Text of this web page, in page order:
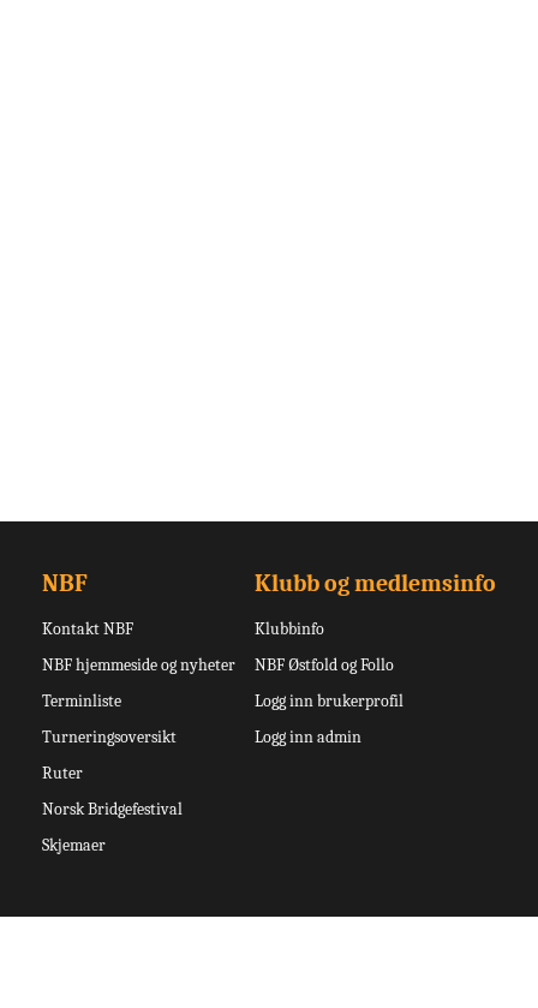
NBF
Kontakt NBF
NBF hjemmeside og nyheter
Terminliste
Turneringsoversikt
Ruter
Norsk Bridgefestival
Skjemaer
Klubb og medlemsinfo
Klubbinfo
NBF Østfold og Follo
Logg inn brukerprofil
Logg inn admin